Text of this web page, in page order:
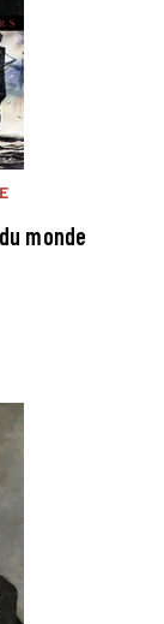
monde